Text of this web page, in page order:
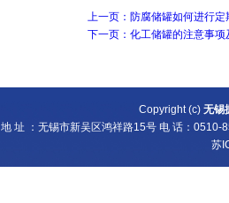
上一页：防腐储罐如何进行
下一页：化工储罐的注意事项
Copyright (c) 无锡
地 址 ：无锡市新吴区鸿祥路15号 电 话：
苏